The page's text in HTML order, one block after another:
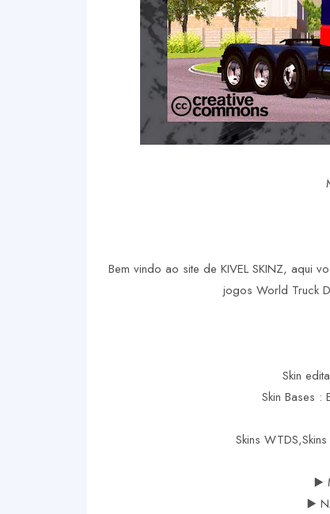
Bem vindo ao site de KIVEL SKINZ, aqui
jogos World Truck
Skin
Skin Bases :
Skins
▶️
▶️